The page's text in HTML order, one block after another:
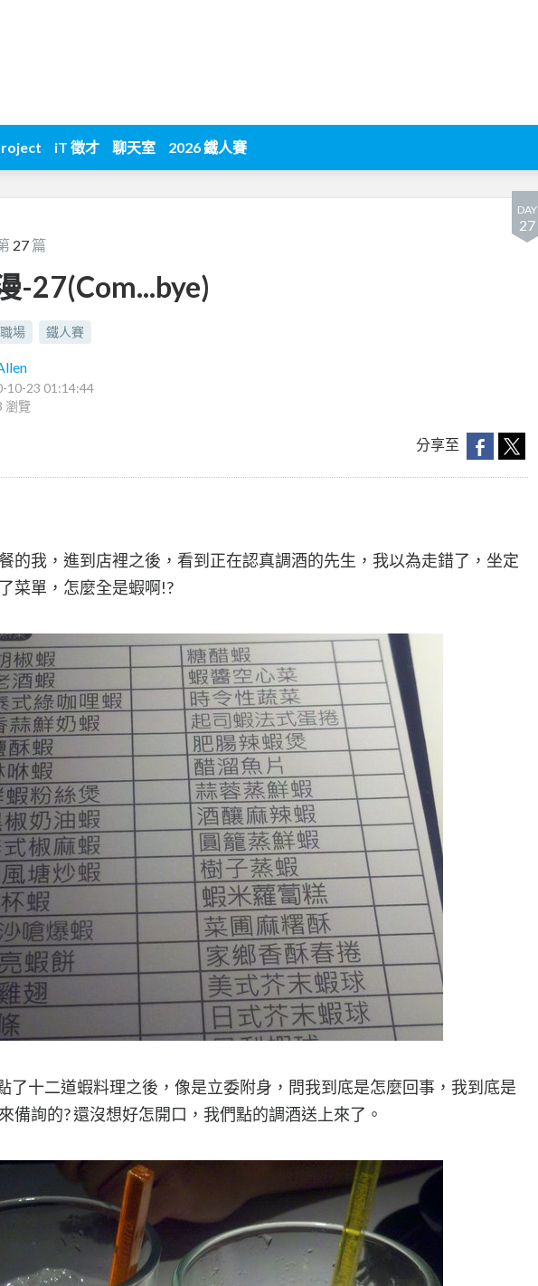
iT 徵才 聊天室 2026 鐵人賽
DAY
27
27 篇
-27(Com...bye)
職場 鐵人賽
10-23 01:14:44
瀏覽
分享至
的我，進到店裡之後，看到正在認真調酒的先生，我以為走錯了，坐定
菜單，怎麼全是蝦啊!?
了十二道蝦料理之後，像是立委附身，問我到底是怎麼回事，我到底是
備詢的? 還沒想好怎開口，我們點的調酒送上來了。